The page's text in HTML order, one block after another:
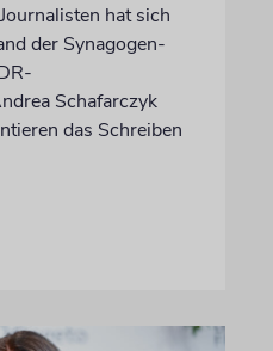
hat sich
der Synagogen-
Schafarczyk
das Schreiben